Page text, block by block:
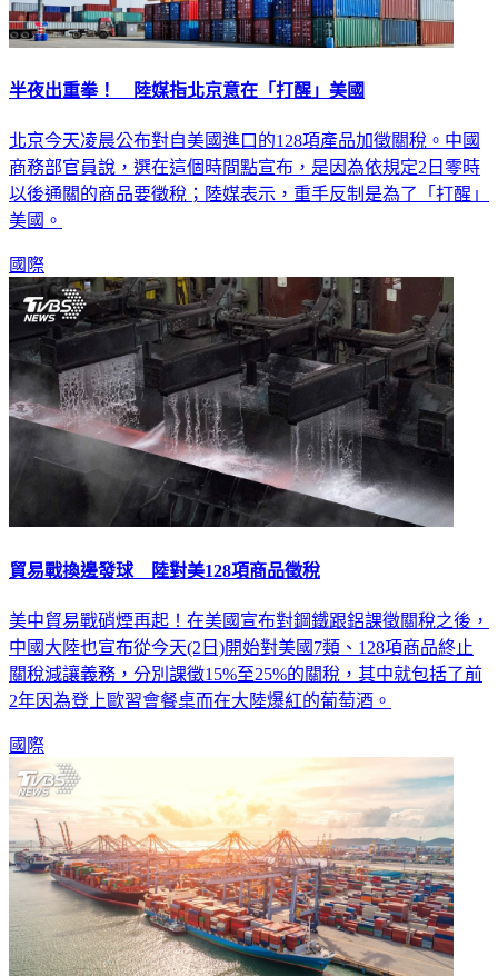
半夜出重拳！ 陸媒指北京意在「打醒」美國
北京今天凌晨公布對自美國進口的128項產品加徵關稅。中國
商務部官員說，選在這個時間點宣布，是因為依規定2日零時
以後通關的商品要徵稅；陸媒表示，重手反制是為了「打醒」
美國。
國際
貿易戰換邊發球 陸對美128項商品徵稅
美中貿易戰硝煙再起！在美國宣布對鋼鐵跟鋁課徵關稅之後，
中國大陸也宣布從今天(2日)開始對美國7類、128項商品終止
關稅減讓義務，分別課徵15%至25%的關稅，其中就包括了前
2年因為登上歐習會餐桌而在大陸爆紅的葡萄酒。
國際